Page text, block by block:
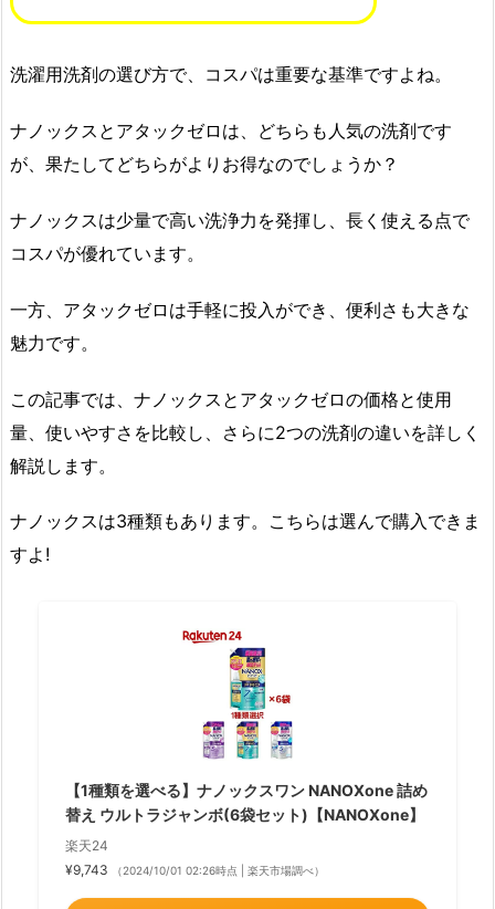
洗濯用洗剤の選び方で、コスパは重要な基準ですよね。
ナノックスとアタックゼロは、どちらも人気の洗剤です
が、果たしてどちらがよりお得なのでしょうか？
ナノックスは少量で高い洗浄力を発揮し、長く使える点で
コスパが優れています。
一方、アタックゼロは手軽に投入ができ、便利さも大きな
魅力です。
この記事では、ナノックスとアタックゼロの価格と使用
量、使いやすさを比較し、さらに2つの洗剤の違いを詳しく
解説します。
ナノックスは3種類もあります。こちらは選んで購入できま
すよ!
【1種類を選べる】ナノックスワン NANOXone 詰め
替え ウルトラジャンボ(6袋セット)【NANOXone】
楽天24
¥9,743
（2024/10/01 02:26時点 | 楽天市場調べ）